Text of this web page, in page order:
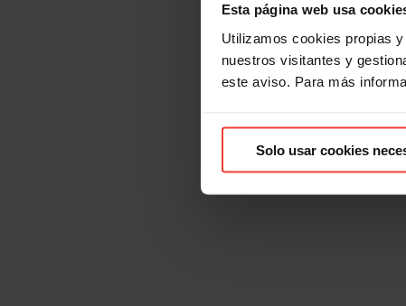
Esta página web usa
Utilizamos cookies propias
nuestros visitantes y
este aviso. Para más
Solo usar cookies